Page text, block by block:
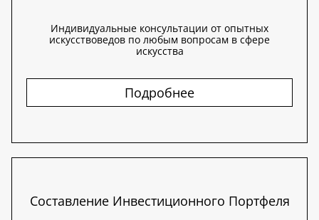
Индивидуальные консультации от опытных
искусствоведов по любым вопросам в сфере
искусства
Подробнее
Составление Инвестиционного Портфеля